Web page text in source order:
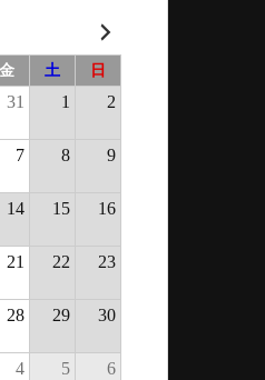
金 土 日
31 1 2
7 8 9
14 15 16
21 22 23
28 29 30
4 5 6